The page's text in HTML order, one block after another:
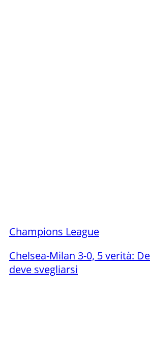
Champions League
Chelsea-Milan 3-0, 5 verità:
deve svegliarsi